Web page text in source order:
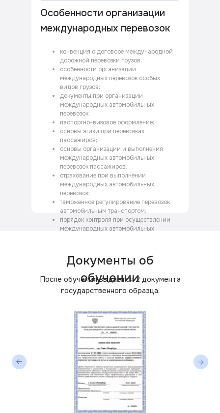
Особенности организации
международных перевозок
конвенция о договоре международной
дорожной перевозки грузов;
особенности организации
международных перевозок особых
видов грузов;
документы при организации
международных автомобильных
перевозок;
паспортно-визовое оформление;
основы этики при перевозках
пассажиров;
основы организации и выполнения
международных автомобильных
перевозок пассажиров;
страхование при выполнении
международных автомобильных
перевозок;
таможенное регулирование перевозок
автомобильным транспортом;
порядок контроля при осуществлении
международных автомобильных
Документы об
обучении
После обучения выдается 2 документа
государственного образца: